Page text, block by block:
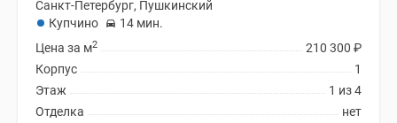
Санкт-Петербург, Пушкинский
Купчино
14 мин.
210 300 ₽
Цена за м2
1
Корпус
1 из 4
Этаж
нет
Отделка